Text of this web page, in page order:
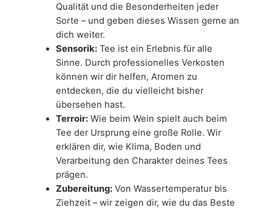
Qualität und die Besonderheiten jeder
Sorte – und geben dieses Wissen gerne an
dich weiter.
Sensorik:Tee ist ein Erlebnis für alle
Sinne. Durch professionelles Verkosten
können wir dir helfen, Aromen zu
entdecken, die du vielleicht bisher
übersehen hast.
Terroir:Wie beim Wein spielt auch beim
Tee der Ursprung eine große Rolle. Wir
erklären dir, wie Klima, Boden und
Verarbeitung den Charakter deines Tees
prägen.
Zubereitung:Von Wassertemperatur bis
Ziehzeit – wir zeigen dir, wie du das Beste